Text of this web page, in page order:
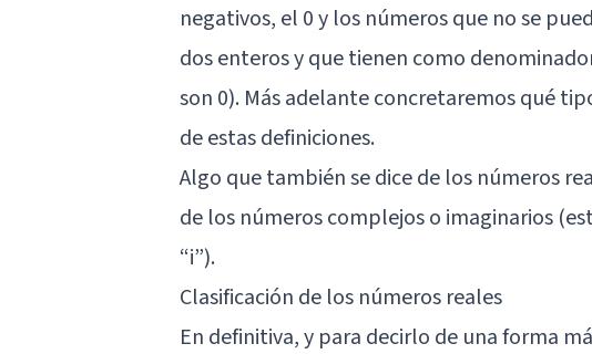
negativos, el 0 y los números que no se
dos enteros y que tienen como
son 0). Más adelante concretaremos qué
de estas definiciones.
Algo que también se dice de los números
de los números complejos o imaginarios
“i”).
Clasificación de los números reales
En definitiva, y para decirlo de una forma